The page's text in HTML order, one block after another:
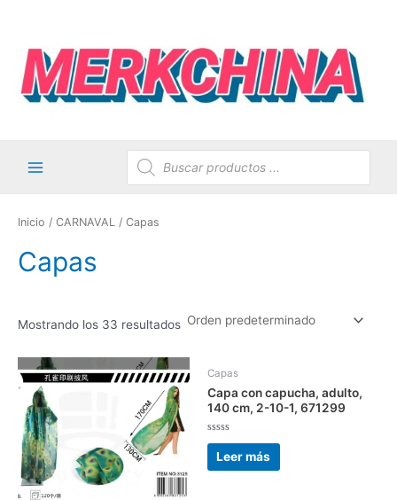
contenido
Menu
Búsqueda
de
productos
Inicio / CARNAVAL / Capas
Capas
Mostrando los 33 resultados
Capas
Capa con capucha, adulto,
140 cm, 2-10-1, 671299
Valorado
con
de
Leer más